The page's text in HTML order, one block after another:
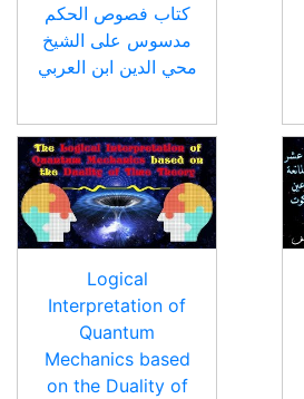
كتاب فصوص الحكم
مدسوس على الشيخ
محي الدين ابن العربي
Logical
Interpretation of
Quantum
Mechanics based
on the Duality of